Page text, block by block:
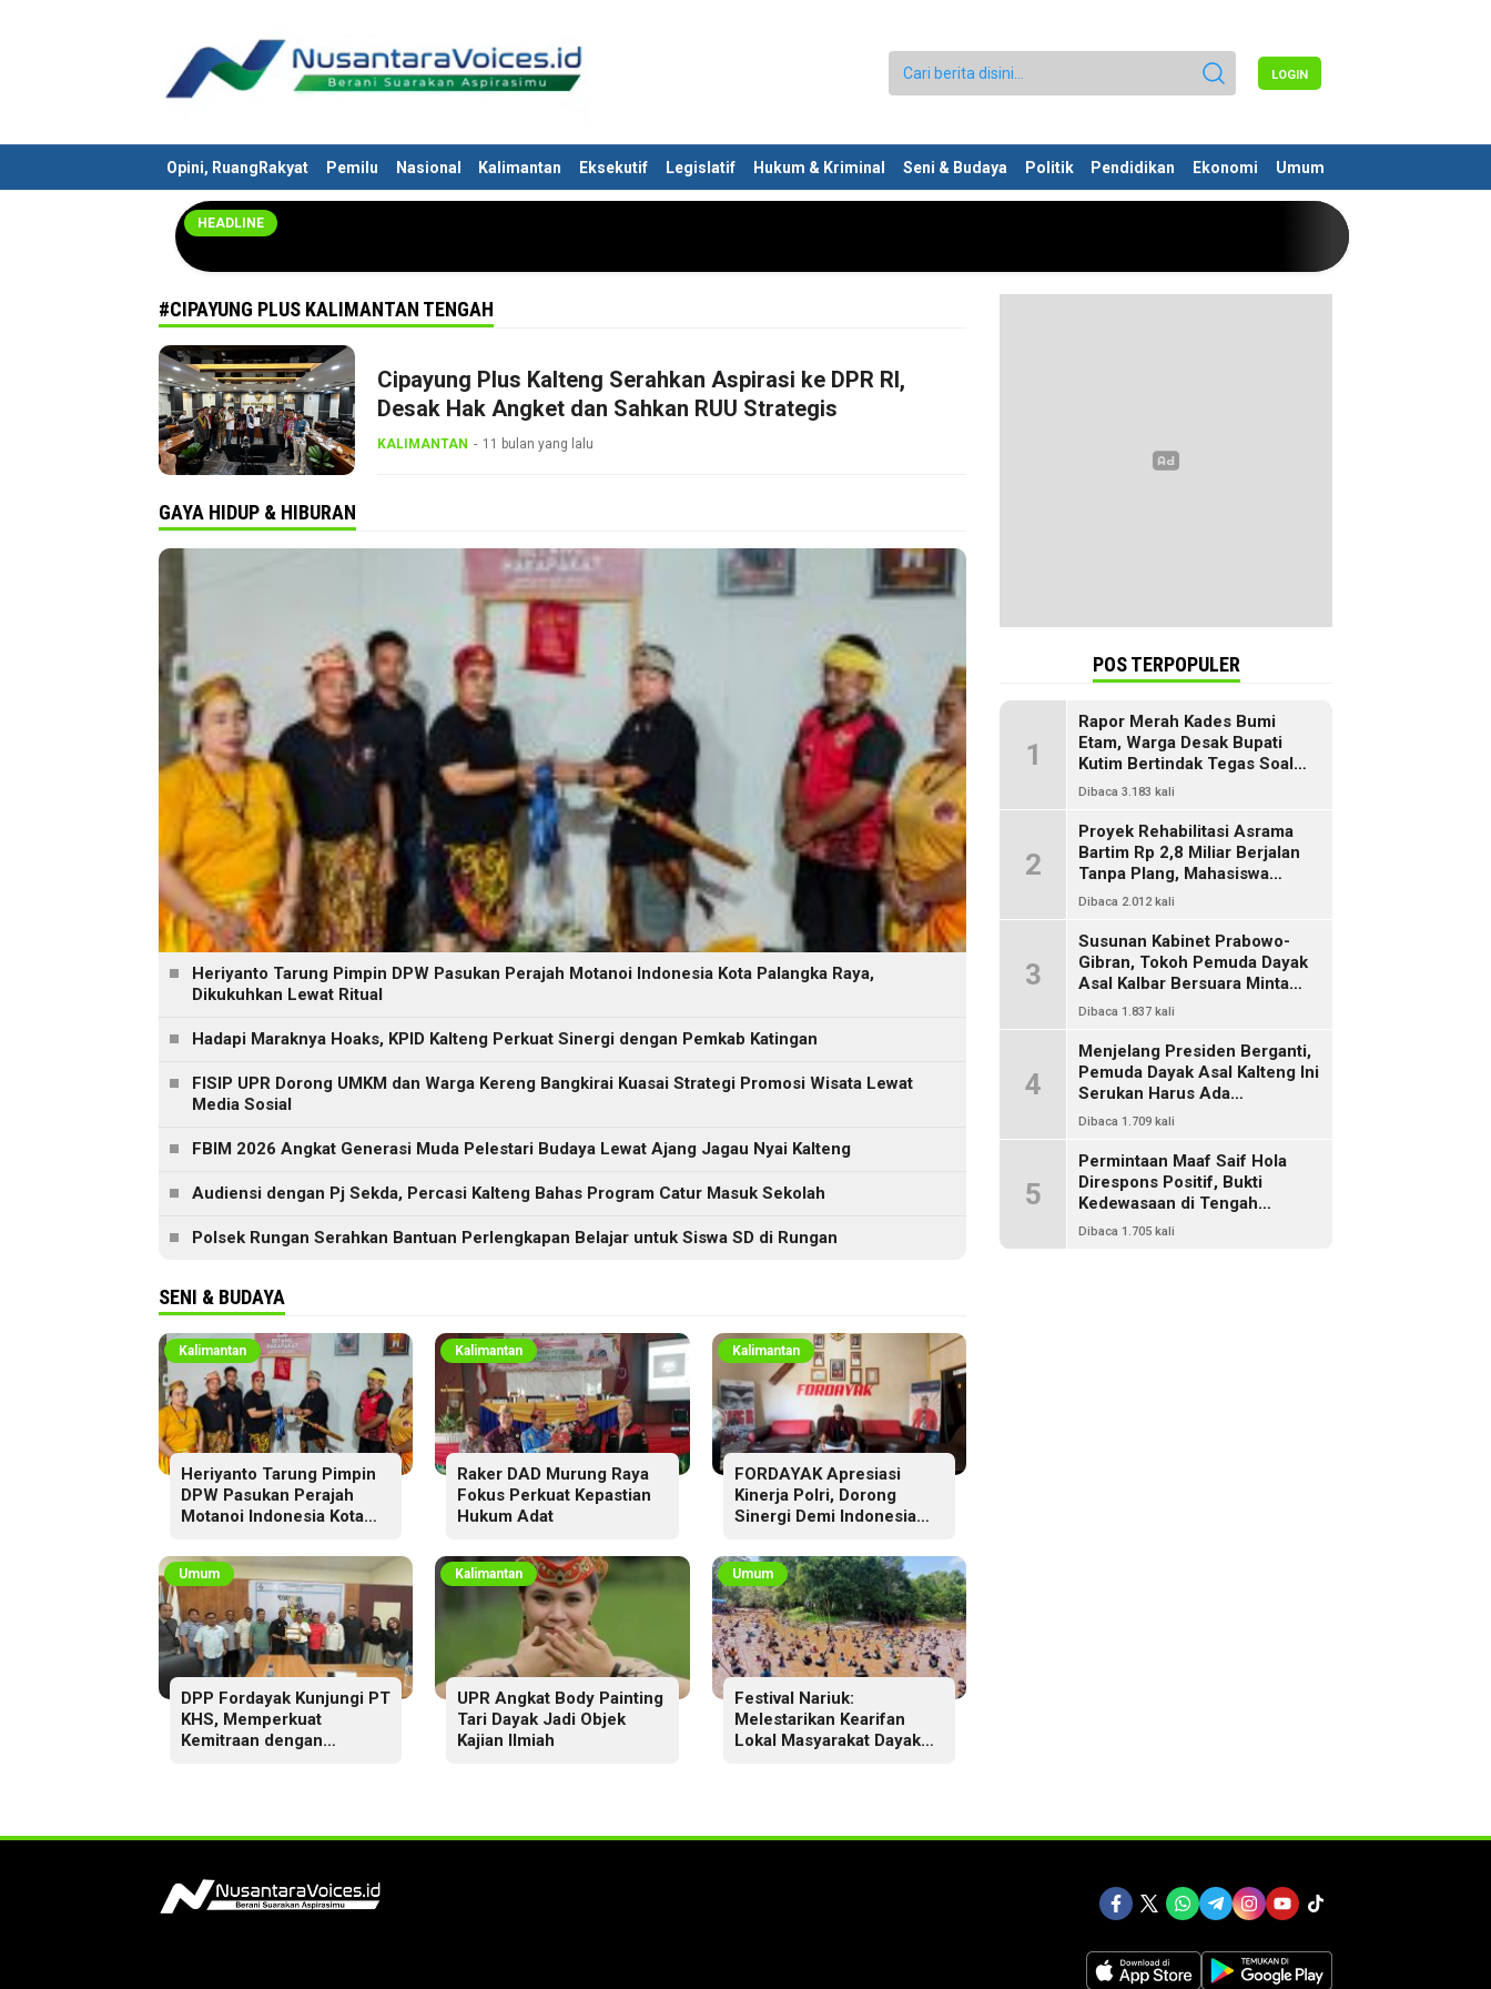
Nusantaravoices.id
Berani Suarakan Aspirasimu
LOGIN
Opini, RuangRakyat Pemilu Nasional Kalimantan Eksekutif Legislatif Hukum & Kriminal Seni & Budaya Politik Pendidikan Ekonomi Umum
HEADLINE
#CIPAYUNG PLUS KALIMANTAN TENGAH
Cipayung Plus Kalteng Serahkan Aspirasi ke DPR RI,
Desak Hak Angket dan Sahkan RUU Strategis
KALIMANTAN 11 bulan yang lalu
GAYA HIDUP & HIBURAN
Heriyanto Tarung Pimpin DPW Pasukan Perajah Motanoi Indonesia Kota Palangka Raya,
Dikukuhkan Lewat Ritual
Hadapi Maraknya Hoaks, KPID Kalteng Perkuat Sinergi dengan Pemkab Katingan
FISIP UPR Dorong UMKM dan Warga Kereng Bangkirai Kuasai Strategi Promosi Wisata Lewat
Media Sosial
FBIM 2026 Angkat Generasi Muda Pelestari Budaya Lewat Ajang Jagau Nyai Kalteng
Audiensi dengan Pj Sekda, Percasi Kalteng Bahas Program Catur Masuk Sekolah
Polsek Rungan Serahkan Bantuan Perlengkapan Belajar untuk Siswa SD di Rungan
SENI & BUDAYA
Kalimantan
Heriyanto Tarung Pimpin
DPW Pasukan Perajah
Motanoi Indonesia Kota
Dikukuhkan Lewat Ritual
Kalimantan
Raker DAD Murung Raya
Fokus Perkuat Kepastian
Hukum Adat
Kalimantan
FORDAYAK Apresiasi
Kinerja Polri, Dorong
Sinergi Demi Indonesia
Umum
DPP Fordayak Kunjungi PT
KHS, Memperkuat
Kemitraan dengan
Kalimantan
UPR Angkat Body Painting
Tari Dayak Jadi Objek
Kajian Ilmiah
Umum
Festival Nariuk:
Melestarikan Kearifan
Lokal Masyarakat Dayak
POS TERPOPULER
1
Rapor Merah Kades Bumi
Etam, Warga Desak Bupati
Kutim Bertindak Tegas Soal
Penyelewengan Dana SILPA
Dibaca 3.183 kali
2
Proyek Rehabilitasi Asrama
Bartim Rp 2,8 Miliar Berjalan
Tanpa Plang, Mahasiswa
Pertanyakan Transparansi
Dibaca 2.012 kali
3
Susunan Kabinet Prabowo-
Gibran, Tokoh Pemuda Dayak
Asal Kalbar Bersuara Minta
Harus Ada Representasi Dari
Dibaca 1.837 kali
4
Menjelang Presiden Berganti,
Pemuda Dayak Asal Kalteng Ini
Serukan Harus Ada
Keterwakilan Bangsa Dayak
Dibaca 1.709 kali
5
Permintaan Maaf Saif Hola
Direspons Positif, Bukti
Kedewasaan di Tengah
Polemik Konten
Dibaca 1.705 kali